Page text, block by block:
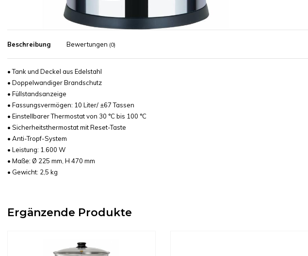
Beschreibung Bewertungen (0)
• Tank und Deckel aus Edelstahl
• Doppelwandiger Brandschutz
• Füllstandsanzeige
• Fassungsvermögen: 10 Liter/ ±67 Tassen
• Einstellbarer Thermostat von 30 °C bis 100 °C
• Sicherheitsthermostat mit Reset-Taste
• Anti-Tropf-System
• Leistung: 1.600 W
• Maße: Ø 225 mm, H 470 mm
• Gewicht: 2,5 kg
Ergänzende Produkte